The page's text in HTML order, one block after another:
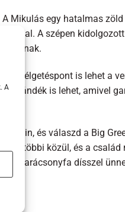
A
Mikulás egy hatalmas
A szépen
is lehet a
ajándék is lehet, amivel
és válaszd a Big
a többi közül, és a család
karácsonyfa dísszel